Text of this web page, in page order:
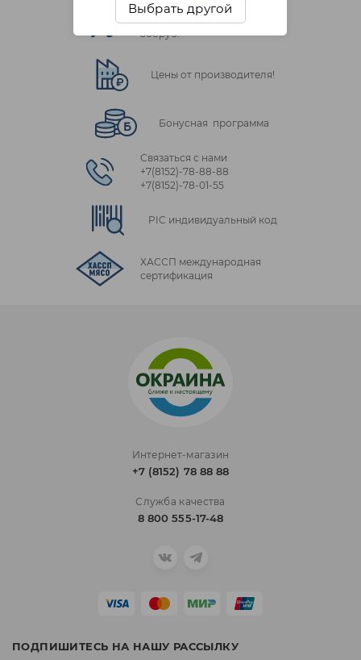
Выбрать другой
Бесплатная доставка от
500руб.
Цены от производителя!
Бонусная программа
Связаться с нами
+7(8152)‑78‑88‑88
+7(8152)‑78‑01‑55
PIC индивидуальный код
ХАССП международная
сертификация
Интернет-магазин
+7 (8152) 78 88 88
Служба качества
8 800 555-17-48
ПОДПИШИТЕСЬ НА НАШУ РАССЫЛКУ